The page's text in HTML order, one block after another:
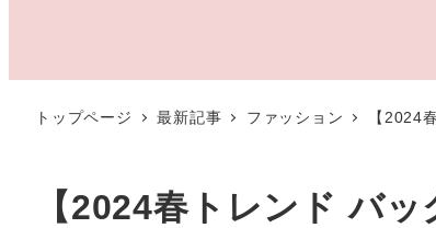
トップページ 最新記事 ファッション 【2024
【2024春トレンド バ